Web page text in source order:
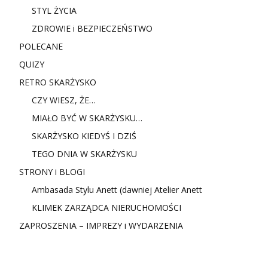
STYL ŻYCIA
ZDROWIE i BEZPIECZEŃSTWO
POLECANE
QUIZY
RETRO SKARŻYSKO
CZY WIESZ, ŻE…
MIAŁO BYĆ W SKARŻYSKU…
SKARŻYSKO KIEDYŚ I DZIŚ
TEGO DNIA W SKARŻYSKU
STRONY i BLOGI
Ambasada Stylu Anett (dawniej Atelier Anett
KLIMEK ZARZĄDCA NIERUCHOMOŚCI
ZAPROSZENIA – IMPREZY i WYDARZENIA